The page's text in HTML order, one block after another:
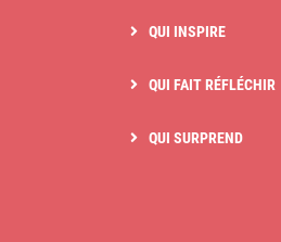
QUI INSPIRE
QUI FAIT RÉFLÉCHIR
QUI SURPREND